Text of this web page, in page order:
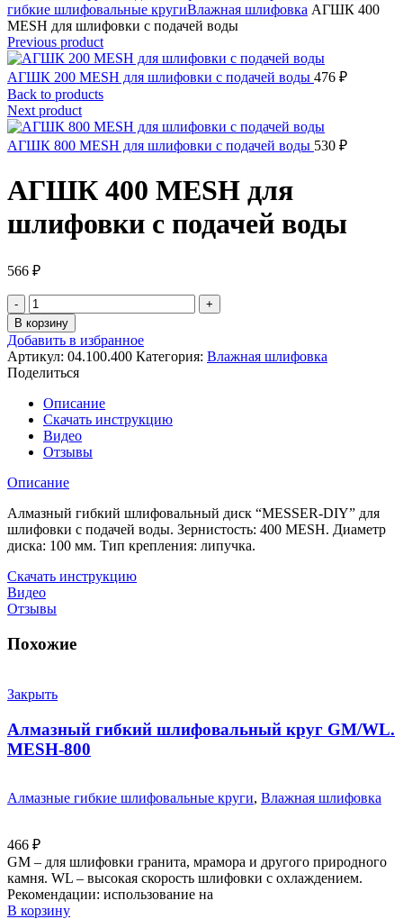
гибкие шлифовальные кругиВлажная шлифовка АГШК 400
MESH для шлифовки с подачей воды
Previous product
АГШК 200 MESH для шлифовки с подачей воды 476 ₽
Back to products
Next product
АГШК 800 MESH для шлифовки с подачей воды 530 ₽
АГШК 400 MESH для
шлифовки с подачей воды
566 ₽
Количество
товара
АГШК
400
MESH
для
шлифовки
с
подачей
воды
В корзину
Добавить в избранное
Артикул: 04.100.400 Категория: Влажная шлифовка
Поделиться
Описание
Скачать инструкцию
Видео
Отзывы
Описание
Алмазный гибкий шлифовальный диск “MESSER-DIY” для
шлифовки с подачей воды. Зернистость: 400 MESH. Диаметр
диска: 100 мм. Тип крепления: липучка.
Скачать инструкцию
Видео
Отзывы
Похожие
Закрыть
Алмазный гибкий шлифовальный круг GM/WL.
MESH-800
Алмазные гибкие шлифовальные круги, Влажная шлифовка
466 ₽
GM – для шлифовки гранита, мрамора и другого природного
камня. WL – высокая скорость шлифовки с охлаждением.
Рекомендации: использование на
В корзину